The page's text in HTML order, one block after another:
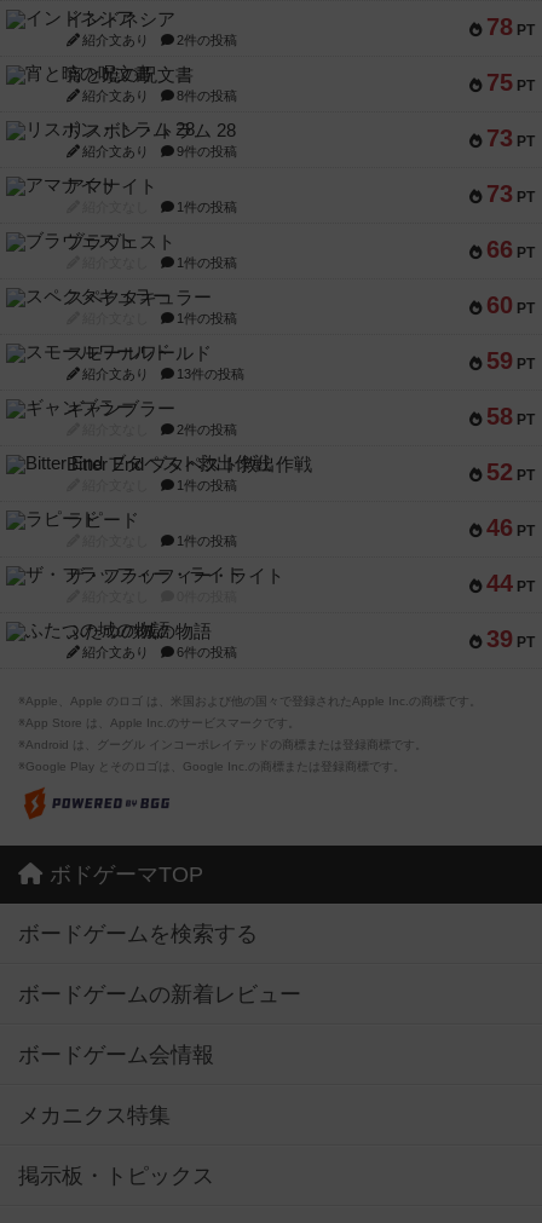
78 PT
インドネシア
紹介文あり 2件の投稿
75 PT
宵と暁の呪文書
紹介文あり 8件の投稿
73 PT
リスボン・トラム 28
紹介文あり 9件の投稿
73 PT
アマナイト
1件の投稿
66 PT
ブラヴェスト
1件の投稿
60 PT
スペクタキュラー
1件の投稿
59 PT
スモールワールド
紹介文あり 13件の投稿
58 PT
ギャンブラー
2件の投稿
52 PT
Bitter End ブタペスト救出作戦
1件の投稿
46 PT
ラピード
1件の投稿
44 PT
ザ・フラッフィー・ライト
39 PT
ふたつの城の物語
紹介文あり 6件の投稿
※Apple、Apple のロゴ は、米国および他の国々で登録されたApple Inc.の商標です。
※App Store は、Apple Inc.のサービスマークです。
※Android は、グーグル インコーポレイテッドの商標または登録商標です。
※Google Play とそのロゴは、Google Inc.の商標または登録商標です。
ボドゲーマTOP
ボードゲームを検索する
ボードゲームの新着レビュー
ボードゲーム会情報
メカニクス特集
掲示板・トピックス